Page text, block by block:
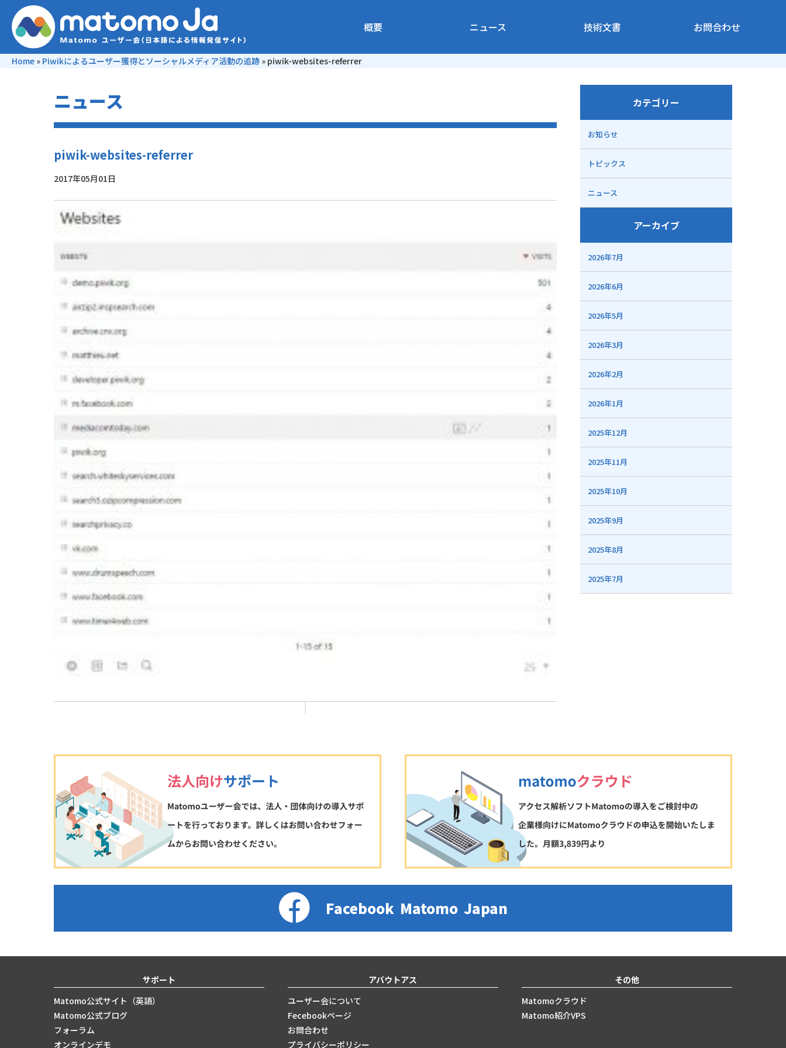
概要 ニュース 技術文書 お問合わせ
Home » Piwikによるユーザー獲得とソーシャルメディア活動の追跡 » piwik-websites-referrer
ニュース
piwik-websites-referrer
2017年05月01日
カテゴリー
お知らせ
トピックス
ニュース
アーカイブ
2026年7月
2026年6月
2026年5月
2026年3月
2026年2月
2026年1月
2025年12月
2025年11月
2025年10月
2025年9月
2025年8月
2025年7月
Facebook Matomo Japan
サポート
Matomo公式サイト（英語）
Matomo公式ブログ
フォーラム
オンラインデモ
アバウトアス
ユーザー会について
Fecebookページ
お問合わせ
プライバシーポリシー
その他
Matomoクラウド
Matomo紹介VPS